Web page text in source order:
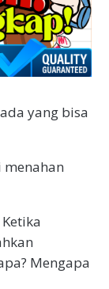
yang bisa
Mengapa